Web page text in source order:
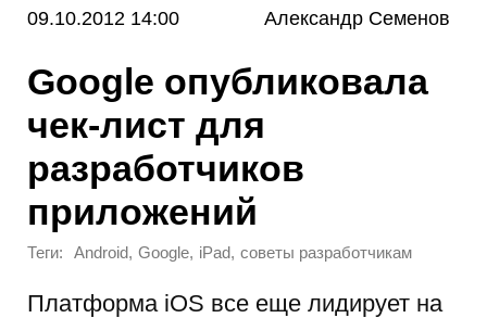
09.10.2012 14:00 Александр Семенов
Google опубликовала
чек-лист для
разработчиков
приложений
Теги: Android, Google, iPad, советы разработчикам
Платформа iOS все еще лидирует на